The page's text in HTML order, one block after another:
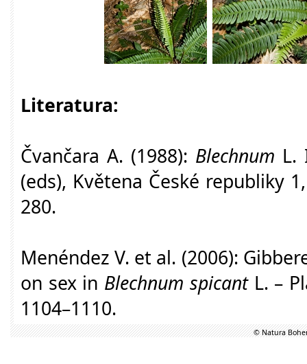
Literatura:
Čvančara A. (1988): Blechnum L.
(eds), Květena České republiky
280.
Menéndez V. et al. (2006):
on sex in Blechnum spicantL. –
1104–1110.
© Natura